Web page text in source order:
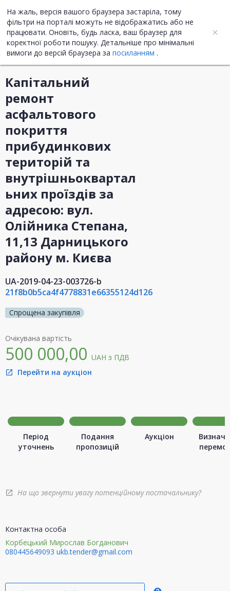
На жаль, версія вашого браузера застаріла, тому
фільтри на порталі можуть не відображатись або не
працювати. Оновіть, будь ласка, ваш браузер для
коректної роботи пошуку. Детальніше про мінімальні
вимоги до версій браузера за посиланням .
UA ENG
Інформація про закупівлю
Капітальний
ремонт
асфальтового
покриття
прибудинкових
територій та
внутрішньоквартал
ьних проїздів за
адресою: вул.
Олійника Степана,
11,13 Дарницького
району м. Києва
UA-2019-04-23-003726-b
21f8b0b5ca4f4778831e66355124d126
Спрощена закупівля
Очікувана вартість
500 000,00 UAH з ПДВ
open_in_new Перейти на аукціон
Період
уточнень
Подання
пропозицій
Аукціон
open_in_new На що звернути увагу потенційному постачальнику?
Контактна особа
Корбецький Мирослав Богданович
080445649093 ukb.tender@gmail.com